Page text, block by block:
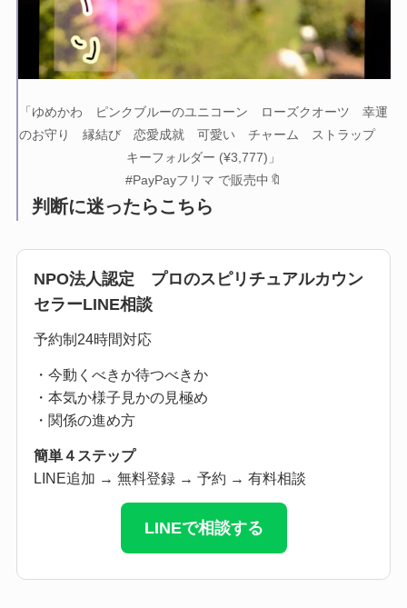
「ゆめかわ ピンクブルーのユニコーン ローズクオーツ 幸運
のお守り 縁結び 恋愛成就 可愛い チャーム ストラップ
キーフォルダー (¥3,777)」
#PayPayフリマ で販売中🔖
判断に迷ったらこちら
NPO法人認定 プロのスピリチュアルカウン
セラーLINE相談
予約制24時間対応
・今動くべきか待つべきか
・本気か様子見かの見極め
・関係の進め方
簡単４ステップ
LINE追加 → 無料登録 → 予約 → 有料相談
LINEで相談する